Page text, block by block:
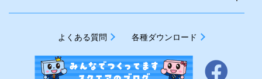
よくある質問 各種ダウンロード